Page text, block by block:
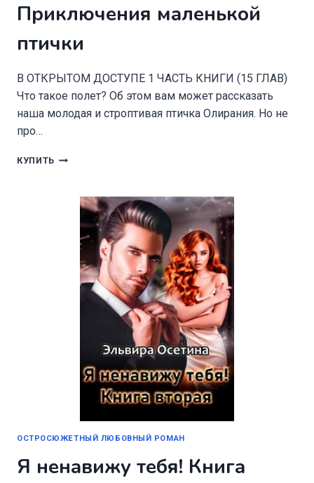
Приключения маленькой
птички
В ОТКРЫТОМ ДОСТУПЕ 1 ЧАСТЬ КНИГИ (15 ГЛАВ)
Что такое полет? Об этом вам может рассказать
наша молодая и строптивая птичка Олирания. Но не
про…
КУПИТЬ ПРИКЛЮЧЕНИЯ
ОСТРОСЮЖЕТНЫЙ ЛЮБОВНЫЙ РОМАН
Я ненавижу тебя! Книга